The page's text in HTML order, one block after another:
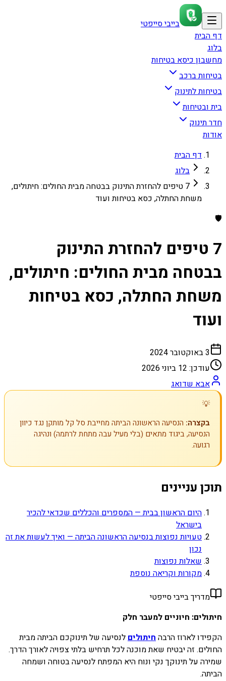
בייבי סייפטי
דף הבית
בלוג
מחשבון כיסא בטיחות
בטיחות ברכב
בטיחות לתינוק
בית ובטיחות
חדר תינוק
אודות
דף הבית
בלוג
7 טיפים להחזרת התינוק בבטחה מבית החולים: חיתולים,
משחת החתלה, כסא בטיחות ועוד
🛡️
7 טיפים להחזרת התינוק
בבטחה מבית החולים: חיתולים,
משחת החתלה, כסא בטיחות
ועוד
3 באוקטובר 2024
עודכן: 12 ביוני 2026
אבא שדואג
💡
בקצרה: הנסיעה הראשונה הביתה מחייבת סל קל מותקן נגד כיוון
הנסיעה, ביגוד מתאים (בלי מעיל עבה מתחת לרתמה) ונהיגה
רגועה.
תוכן עניינים
היום הראשון בבית — המספרים והכללים שכדאי להכיר
בישראל
טעויות נפוצות בנסיעה הראשונה הביתה — ואיך לעשות את זה
נכון
שאלות נפוצות
מקורות וקריאה נוספת
מדריך בייבי סייפטי
חיתולים: חיוניים למעבר חלק
הקפידו לארוז הרבהחיתוליםלנסיעה של תינוקכם הביתה מבית
החולים. זה יבטיח שאת מוכנה לכל תרחיש בלתי צפויה לאורך הדרך.
שמירה על תינוקך נקי ונוח היא המפתח לנסיעה בטוחה ושמחה
הביתה.